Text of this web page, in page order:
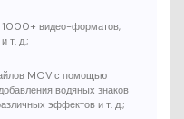
1000+ видео-форматов,
т. д.;
MOV с помощью
водяных знаков
эффектов и т. д.;